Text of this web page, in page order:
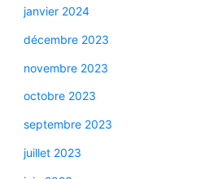
janvier 2024
décembre 2023
novembre 2023
octobre 2023
septembre 2023
juillet 2023